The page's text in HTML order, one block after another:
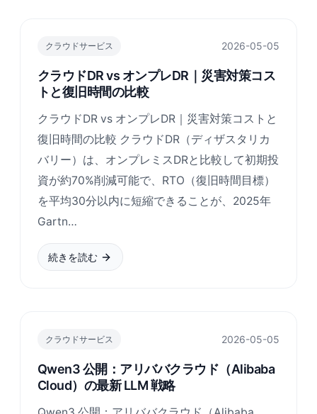
クラウドサービス 2026-05-05
クラウドDR vs オンプレDR｜災害対策コス
トと復旧時間の比較
クラウドDR vs オンプレDR｜災害対策コストと
復旧時間の比較 クラウドDR（ディザスタリカ
バリー）は、オンプレミスDRと比較して初期投
資が約70%削減可能で、RTO（復旧時間目標）
を平均30分以内に短縮できることが、2025年
Gartn…
続きを読む
クラウドサービス 2026-05-05
Qwen3 公開：アリババクラウド（Alibaba
Cloud）の最新 LLM 戦略